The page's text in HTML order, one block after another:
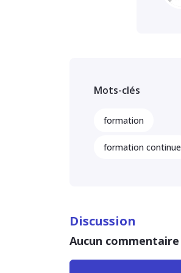
Mots-clés
formation
formation continue
Discussion
Aucun commentaire